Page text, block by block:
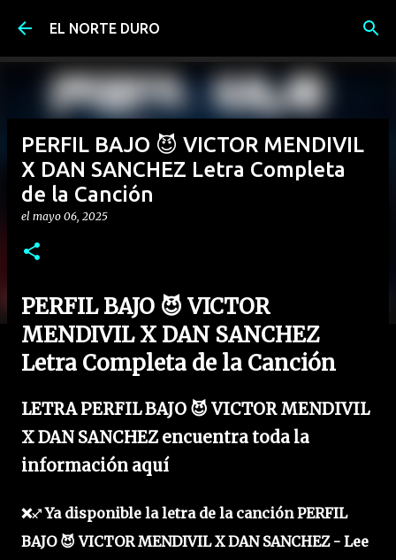
Ir al contenido principal
EL NORTE DURO
PERFIL BAJO 😈 VICTOR MENDIVIL
X DAN SANCHEZ Letra Completa
de la Canción
el mayo 06, 2025
PERFIL BAJO 😈 VICTOR
MENDIVIL X DAN SANCHEZ
Letra Completa de la Canción
LETRA PERFIL BAJO 😈 VICTOR MENDIVIL
X DAN SANCHEZ encuentra toda la
información aquí
❌♐ Ya disponible la letra de la canción PERFIL
BAJO 😈 VICTOR MENDIVIL X DAN SANCHEZ - Lee